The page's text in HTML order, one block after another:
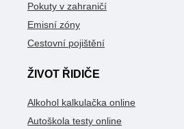
Pokuty v zahraničí
Emisní zóny
Cestovní pojištění
ŽIVOT ŘIDIČE
Alkohol kalkulačka online
Autoškola testy online